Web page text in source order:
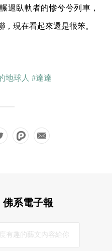
過臥軌者的慘兮兮列車，
現在看起來還是很笨。
地球人 #達達
系電子報